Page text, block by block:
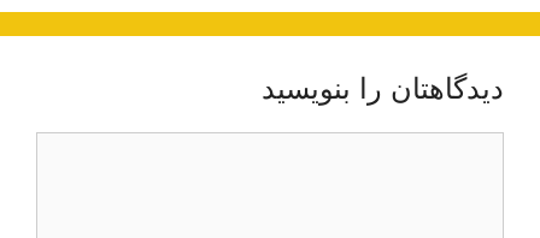
دیدگاهتان را بنویسید